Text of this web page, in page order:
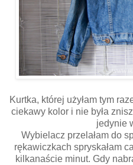
Kurtka, której użyłam tym
ciekawy kolor i nie była
jedynie
Wybielacz przelałam do
rękawiczkach spryskałam
kilkanaście minut. Gdy